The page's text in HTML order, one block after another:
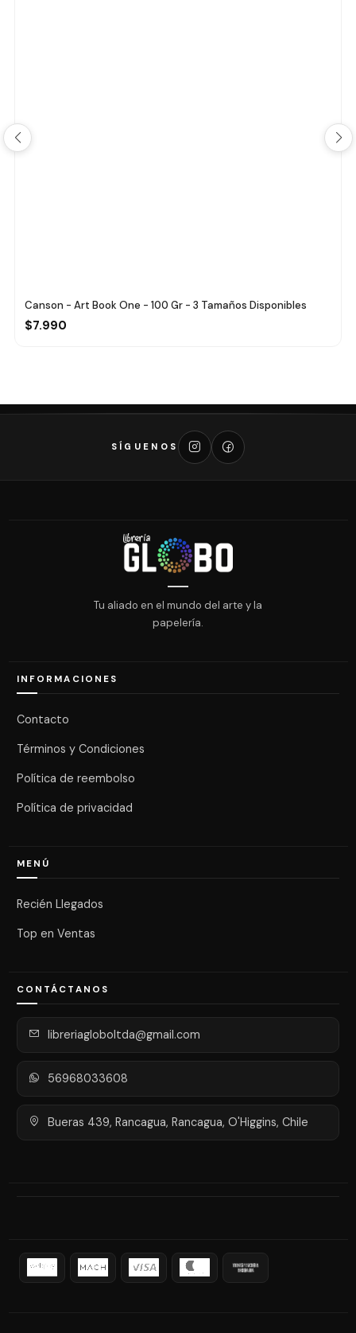
Canson - Art Book One - 100 Gr - 3 Tamaños Disponibles
$7.990
SÍGUENOS
Tu aliado en el mundo del arte y la
papelería.
INFORMACIONES
Contacto
Términos y Condiciones
Política de reembolso
Política de privacidad
MENÚ
Recién Llegados
Top en Ventas
CONTÁCTANOS
libreriagloboltda@gmail.com
56968033608
Bueras 439, Rancagua, Rancagua, O'Higgins, Chile